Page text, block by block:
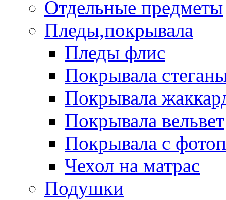
Отдельные предметы
Пледы,покрывала
Пледы флис
Покрывала
Покрывала
Покрывала вельвет
Покрывала с
Чехол на матрас
Подушки